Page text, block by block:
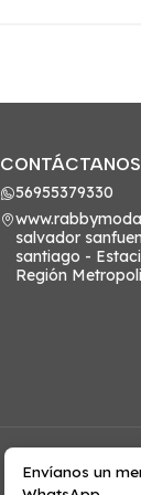
CONTÁCTANOS
56955379330
salvador
santiago -
Región
Envíanos un